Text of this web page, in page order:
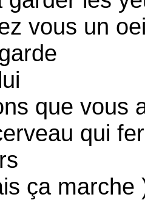
vous un
que vous
qui
ça marche